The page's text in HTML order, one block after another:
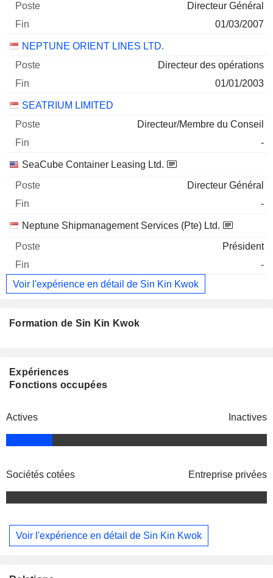
Directeur Général
01/03/2007
NEPTUNE ORIENT LINES LTD.
Directeur des opérations
01/01/2003
SEATRIUM LIMITED
Directeur/Membre du Conseil
-
SeaCube Container Leasing Ltd.
Directeur Général
-
Neptune Shipmanagement Services (Pte) Ltd.
Président
-
Voir l'expérience en détail de Sin Kin Kwok
Formation de Sin Kin Kwok
Expériences
Fonctions occupées
Actives Inactives
Sociétés cotées Entreprise privées
Voir l'expérience en détail de Sin Kin Kwok